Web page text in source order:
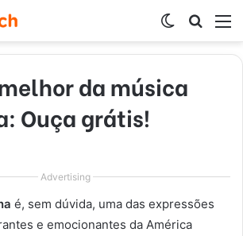
por
Switch
skin
da música
Ouça grátis!
Advertising
é, sem dúvida, uma das expressões
e emocionantes da América